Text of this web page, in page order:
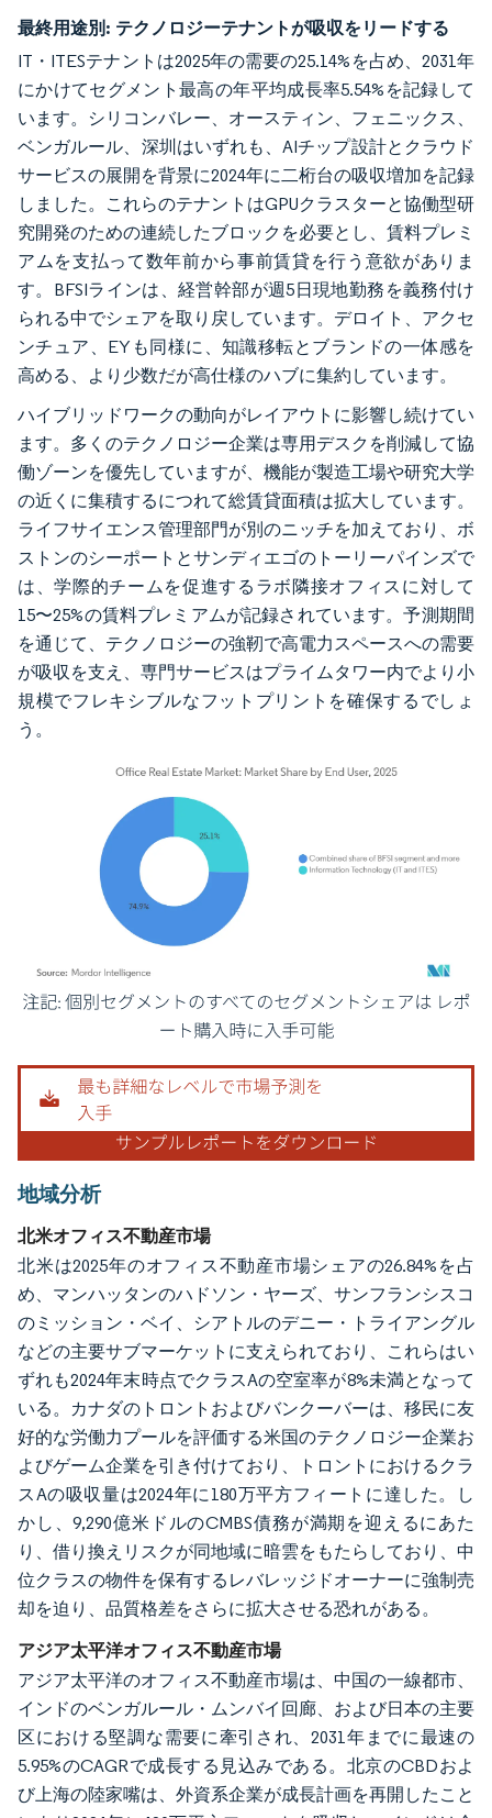
最終用途別: テクノロジーテナントが吸収をリードする
IT・ITESテナントは2025年の需要の25.14%を占め、2031年
にかけてセグメント最高の年平均成長率5.54%を記録して
います。シリコンバレー、オースティン、フェニックス、
ベンガルール、深圳はいずれも、AIチップ設計とクラウド
サービスの展開を背景に2024年に二桁台の吸収増加を記録
しました。これらのテナントはGPUクラスターと協働型研
究開発のための連続したブロックを必要とし、賃料プレミ
アムを支払って数年前から事前賃貸を行う意欲がありま
す。BFSIラインは、経営幹部が週5日現地勤務を義務付け
られる中でシェアを取り戻しています。デロイト、アクセ
ンチュア、EYも同様に、知識移転とブランドの一体感を
高める、より少数だが高仕様のハブに集約しています。
ハイブリッドワークの動向がレイアウトに影響し続けてい
ます。多くのテクノロジー企業は専用デスクを削減して協
働ゾーンを優先していますが、機能が製造工場や研究大学
の近くに集積するにつれて総賃貸面積は拡大しています。
ライフサイエンス管理部門が別のニッチを加えており、ボ
ストンのシーポートとサンディエゴのトーリーパインズで
は、学際的チームを促進するラボ隣接オフィスに対して
15〜25%の賃料プレミアムが記録されています。予測期間
を通じて、テクノロジーの強靭で高電力スペースへの需要
が吸収を支え、専門サービスはプライムタワー内でより小
規模でフレキシブルなフットプリントを確保するでしょ
う。
画像 © Mordor Intelligence。再利用にはCC BY 4.0の表示が必要です。
地域分析
北米オフィス不動産市場
北米は2025年のオフィス不動産市場シェアの26.84%を占
め、マンハッタンのハドソン・ヤーズ、サンフランシスコ
のミッション・ベイ、シアトルのデニー・トライアングル
などの主要サブマーケットに支えられており、これらはい
ずれも2024年末時点でクラスAの空室率が8%未満となって
いる。カナダのトロントおよびバンクーバーは、移民に友
好的な労働力プールを評価する米国のテクノロジー企業お
よびゲーム企業を引き付けており、トロントにおけるクラ
スAの吸収量は2024年に180万平方フィートに達した。し
かし、9,290億米ドルのCMBS債務が満期を迎えるにあた
り、借り換えリスクが同地域に暗雲をもたらしており、中
位クラスの物件を保有するレバレッジドオーナーに強制売
却を迫り、品質格差をさらに拡大させる恐れがある。
アジア太平洋オフィス不動産市場
アジア太平洋のオフィス不動産市場は、中国の一線都市、
インドのベンガルール・ムンバイ回廊、および日本の主要
区における堅調な需要に牽引され、2031年までに最速の
5.95%のCAGRで成長する見込みである。北京のCBDおよ
び上海の陸家嘴は、外資系企業が成長計画を再開したこと